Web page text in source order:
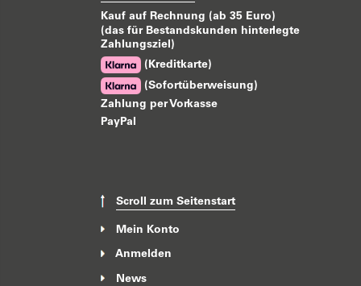
Kauf auf Rechnung (ab 35 Euro)
(das für Bestandskunden hinterlegte
Zahlungsziel)
(Kreditkarte)
(Sofortüberweisung)
Zahlung per Vorkasse
PayPal
Scroll zum Seitenstart
Mein Konto
Anmelden
News